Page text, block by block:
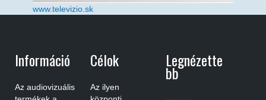
www.televizio.sk
Információ
Az audiovizuális
Célok
Az ilyen
Legnézette
Bb